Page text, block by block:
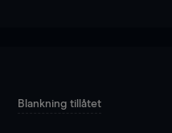
Blankning tillåtet